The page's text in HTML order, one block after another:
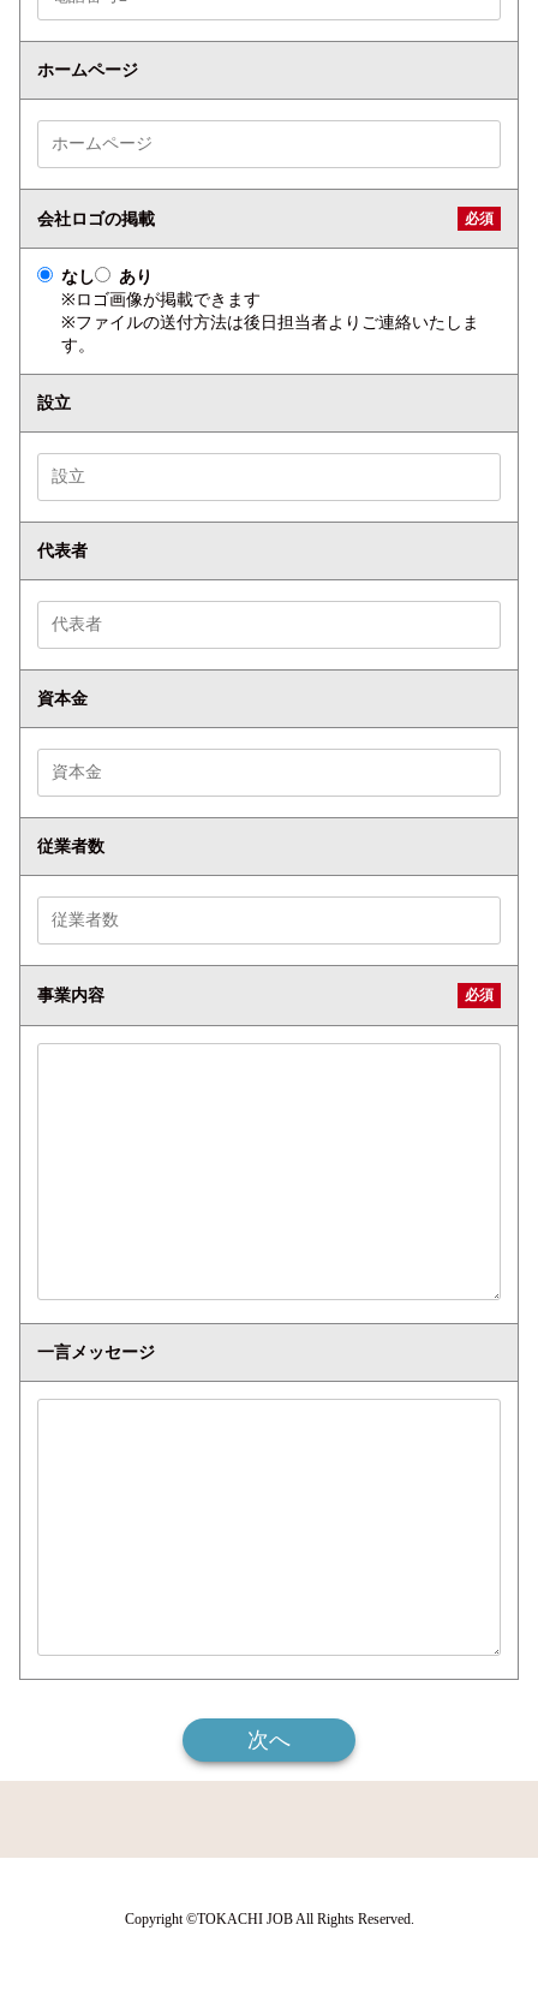
ホームページ
会社ロゴの掲載 必須
なし
あり
ロゴ画像が掲載できます
ファイルの送付方法は後日担当者よりご連絡いたしま
す。
設立
代表者
資本金
従業者数
事業内容 必須
一言メッセージ
次へ
Copyright ©TOKACHI JOB All Rights Reserved.